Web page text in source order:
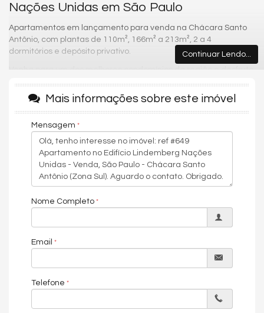
Nações Unidas em São Paulo
Apartamentos em lançamento para venda na Chácara Santo
Antônio, com plantas de 110m², 166m² a 213m², 2 a 4
dormitórios e depósito privativo.
Venha para um dos melhores condomínios da região e desfrute
merece. Possui piscina com raia de 25m, academia, espaço
gourmet, quadra poliesportiva, quadra de tenis oficial, solarium,
O apartamento está localizado a poucos minutos das principais
vias do Brooklin, são elas: Avenida Santo Amaro, Avenida Luís
Carlos Berrini e Avenida Roberto Marinho, além de oferecer
diversas opções de serviços e lazer, como restaurantes,
parques, shoppings e academias. Está a poucos minutos
Marginal Pinheiros.
Condições de pagamento: À vista ou financiamento.
Agende uma visita e vivencie uma experiência única!
Continuar Lendo...
Mais informações sobre este imóvel
Mensagem
Nome Completo
Email
Telefone